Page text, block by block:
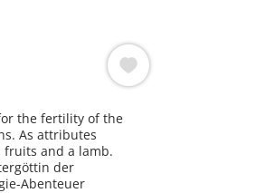
the fertility of the
As attributes
fruits and a lamb.
der
Abenteuer